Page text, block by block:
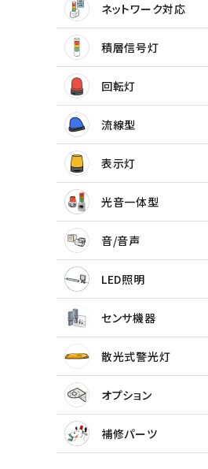
流線型
表示灯
光音一体型
音/音声
LED照明
センサ機器
散光式警光灯
オプション
補修パーツ
製品選定の仕方
ガイドライン
ネットワーク対応
積層信号灯
回転灯
流線型
表示灯
光音一体型
音/音声
LED照明
センサ機器
散光式警光灯
オプション
補修パーツ